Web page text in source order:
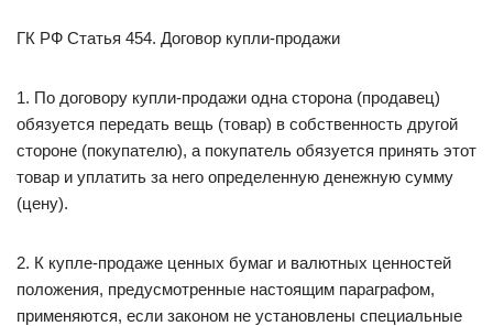
ГК РФ Статья 454. Договор купли-продажи
1. По договору купли-продажи одна сторона (продавец)
обязуется передать вещь (товар) в собственность другой
стороне (покупателю), а покупатель обязуется принять этот
товар и уплатить за него определенную денежную сумму
(цену).
2. К купле-продаже ценных бумаг и валютных ценностей
положения, предусмотренные настоящим параграфом,
применяются, если законом не установлены специальные